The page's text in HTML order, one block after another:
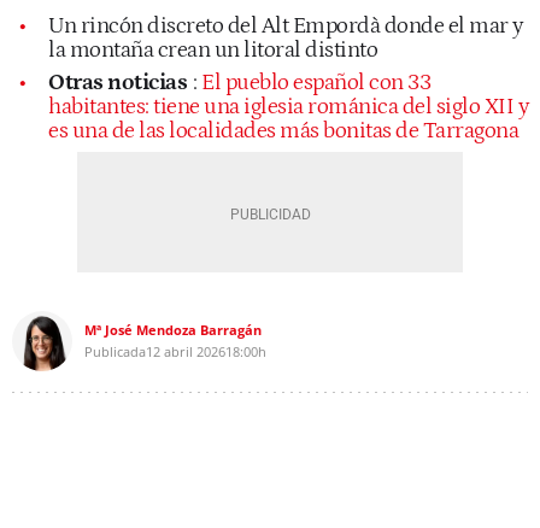
Un rincón discreto del Alt Empordà donde el mar y
la montaña crean un litoral distinto
Otras noticias : El pueblo español con 33
habitantes: tiene una iglesia románica del siglo XII y
es una de las localidades más bonitas de Tarragona
Mª José Mendoza Barragán
Publicada12 abril 202618:00h